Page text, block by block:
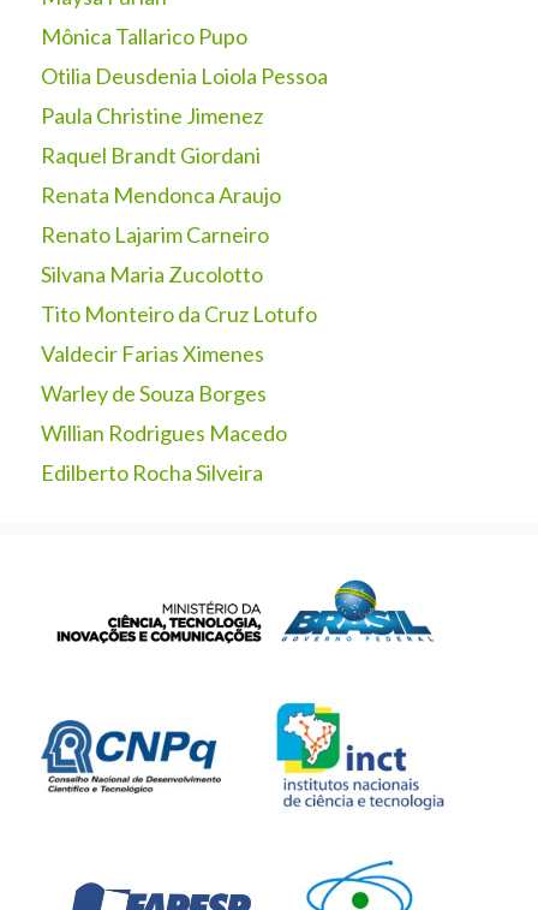
Mônica Tallarico Pupo
Otilia Deusdenia Loiola Pessoa
Paula Christine Jimenez
Raquel Brandt Giordani
Renata Mendonca Araujo
Renato Lajarim Carneiro
Silvana Maria Zucolotto
Tito Monteiro da Cruz Lotufo
Valdecir Farias Ximenes
Warley de Souza Borges
Willian Rodrigues Macedo
Edilberto Rocha Silveira